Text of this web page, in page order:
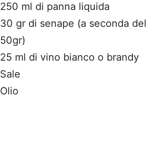
250 ml di panna liquida
30 gr di senape (a seconda
50gr)
25 ml di vino bianco o brandy
Sale
Olio